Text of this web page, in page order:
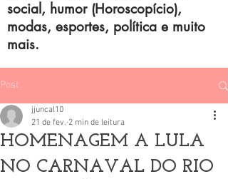
social, humor (Horoscopício),
modas, esportes, política e muito
mais.
Post
HOMENAGEM A LULA
NO CARNAVAL DO RIO
jjuncal10
21 de fev. 2 min de leitura